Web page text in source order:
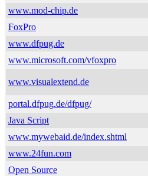
www.mod-chip.de
FoxPro
www.dfpug.de
www.microsoft.com/vfoxpro
www.visualextend.de
portal.dfpug.de/dfpug/
Java Script
www.mywebaid.de/index.shtml
www.24fun.com
Open Source